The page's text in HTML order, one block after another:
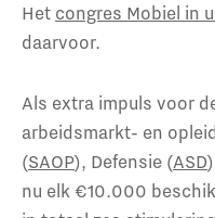
Het congres Mobiel in
daarvoor.
Als extra impuls voor
arbeidsmarkt- en
(SAOP), Defensie (ASD
nu elk €10.000